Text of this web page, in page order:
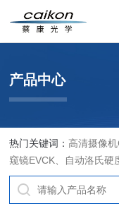
产品中心
热门关键词： 高清摄像
窥镜EVCK、自动洛氏硬
数显维氏硬度计、液晶
DMM-480C、透反射偏